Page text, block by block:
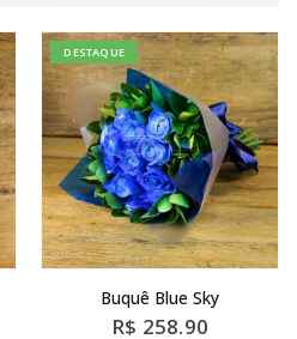
DESTAQUE
Buquê Blue Sky
R$ 258.90